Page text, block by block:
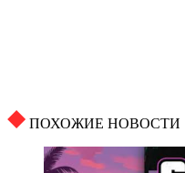
ПОХОЖИЕ НОВОСТИ